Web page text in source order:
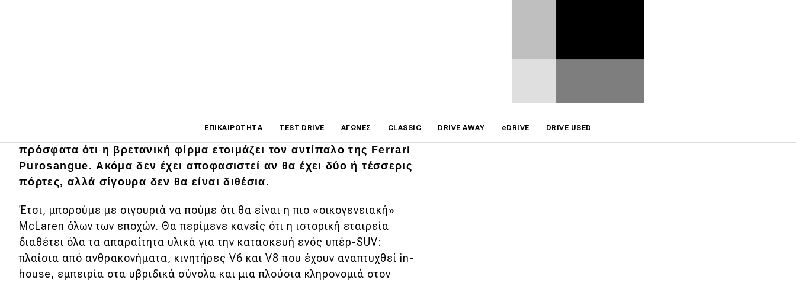
ΕΠΙΚΑΙΡΌΤΗΤΑ TEST DRIVE ΑΓΏΝΕΣ CLASSIC DRIVE AWAY eDRIVE DRIVE USED
Main navigation
Επικαιρότητα
Νέα μοντέλα
Πρωτότυπα
Ελλάδα
Ο διευθύνων σύμβουλος της McLaren, Michael Leiters, επιβεβαίωσε
πρόσφατα ότι η βρετανική φίρμα ετοιμάζει τον αντίπαλο της Ferrari
Purosangue. Ακόμα δεν έχει αποφασιστεί αν θα έχει δύο ή τέσσερις
πόρτες, αλλά σίγουρα δεν θα είναι διθέσια.
Έτσι, μπορούμε με σιγουριά να πούμε ότι θα είναι η πιο «οικογενειακή»
McLaren όλων των εποχών. Θα περίμενε κανείς ότι η ιστορική εταιρεία
διαθέτει όλα τα απαραίτητα υλικά για την κατασκευή ενός υπέρ-SUV:
πλαίσια από ανθρακονήματα, κινητήρες V6 και V8 που έχουν αναπτυχθεί in-
house, εμπειρία στα υβριδικά σύνολα και μια πλούσια κληρονομιά στον